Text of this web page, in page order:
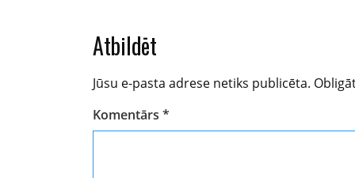
Atbildēt
Jūsu e-pasta adrese netiks publicēta.
Komentārs *